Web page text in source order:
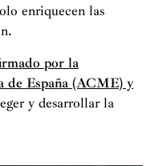
enriquecen las
por la
de España (ACME) y
y desarrollar la